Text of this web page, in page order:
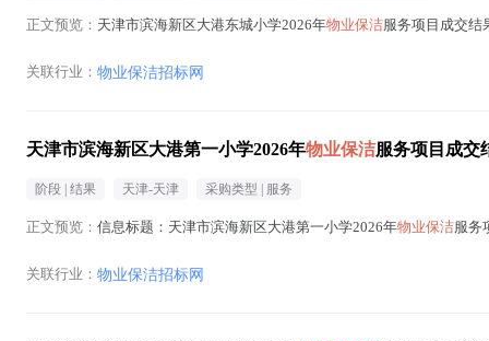
正文预览： 天津市滨海新区大港东城小学2026年物业保洁服务项目成交结
关联行业： 物业保洁招标网
天津市滨海新区大港第一小学2026年物业保洁服务项目成交
阶段 | 结果 天津-天津 采购类型 | 服务
正文预览： 信息标题：天津市滨海新区大港第一小学2026年物业保洁服务
关联行业： 物业保洁招标网